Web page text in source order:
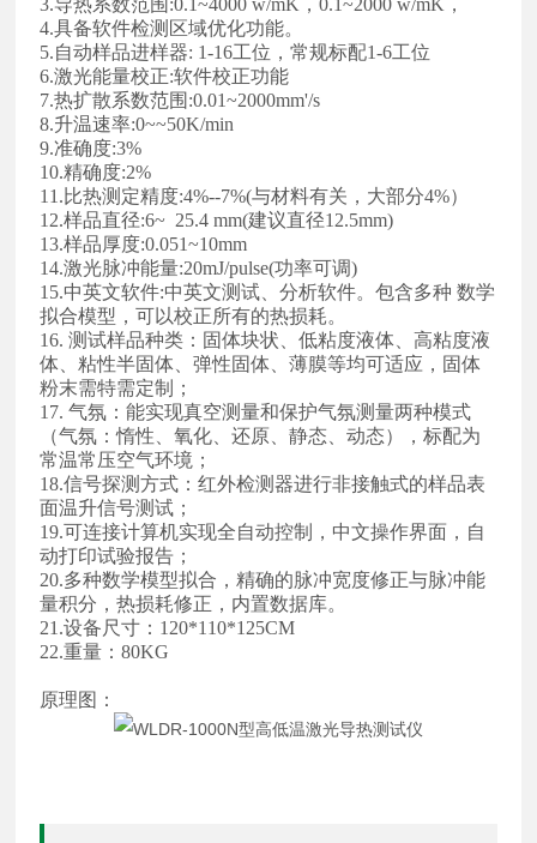
4.具备软件检测区域优化功能。
5.自动样品进样器: 1-16工位，常规标配1-6工位
6.激光能量校正:软件校正功能
7.热扩散系数范围:0.01~2000mm'/s
8.升温速率:0~~50K/min
9.准确度:3%
10.精确度:2%
11.比热测定精度:4%--7%(与材料有关，大部分4%）
12.样品直径:6~ 25.4 mm(建议直径12.5mm)
13.样品厚度:0.051~10mm
14.激光脉冲能量:20mJ/pulse(功率可调)
15.中英文软件:中英文测试、分析软件。包含多种 数学
拟合模型，可以校正所有的热损耗。
16. 测试样品种类：固体块状、低粘度液体、高粘度液
体、粘性半固体、弹性固体、薄膜等均可适应，固体
粉末需特需定制；
17. 气氛：能实现真空测量和保护气氛测量两种模式
（气氛：惰性、氧化、还原、静态、动态），标配为
常温常压空气环境；
18.信号探测方式：红外检测器进行非接触式的样品表
面温升信号测试；
19.可连接计算机实现全自动控制，中文操作界面，自
动打印试验报告；
20.多种数学模型拟合，精确的脉冲宽度修正与脉冲能
量积分，热损耗修正，内置数据库。
21.设备尺寸：120*110*125CM
22.重量：80KG
原理图：